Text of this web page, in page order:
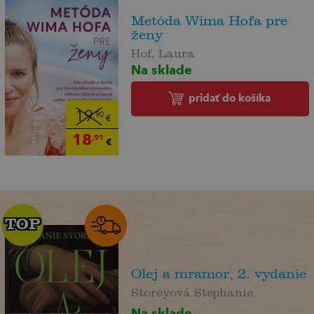
19,90€
18,91 €
Metóda Wima Hofa pre
ženy
Hof, Laura
Na sklade
pridať do košíka
TOP
TOP
Olej a mramor, 2. vydanie
Storeyová Stephanie